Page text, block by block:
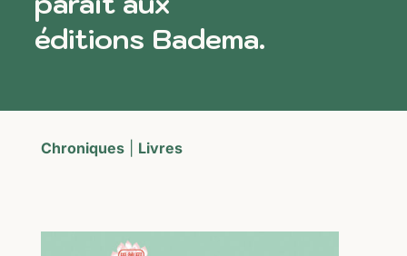
éditions Badema.
Chroniques| Livres